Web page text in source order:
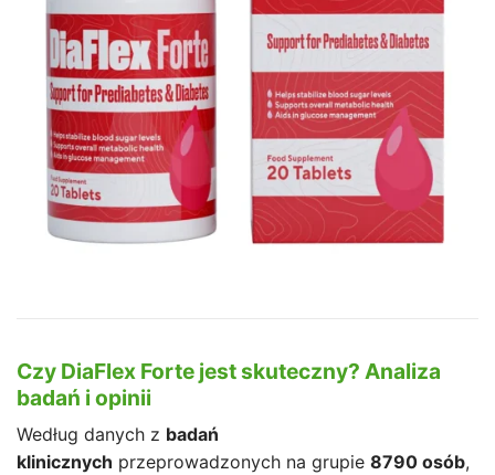
Czy DiaFlex Forte jest skuteczny? Analiza
badań i opinii
Według danych z badań
klinicznych przeprowadzonych na grupie 8790 osób,